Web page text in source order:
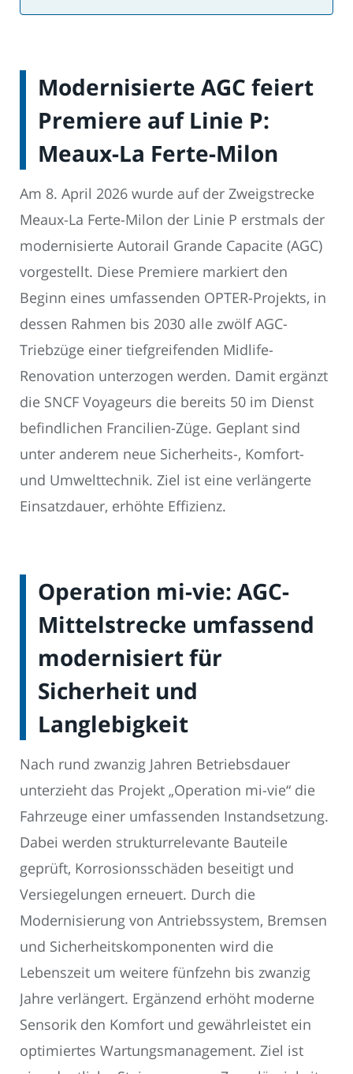
Modernisierte AGC feiert
Premiere auf Linie P:
Meaux-La Ferte-Milon
Am 8. April 2026 wurde auf der Zweigstrecke
Meaux-La Ferte-Milon der Linie P erstmals der
modernisierte Autorail Grande Capacite (AGC)
vorgestellt. Diese Premiere markiert den
Beginn eines umfassenden OPTER-Projekts, in
dessen Rahmen bis 2030 alle zwölf AGC-
Triebzüge einer tiefgreifenden Midlife-
Renovation unterzogen werden. Damit ergänzt
die SNCF Voyageurs die bereits 50 im Dienst
befindlichen Francilien-Züge. Geplant sind
unter anderem neue Sicherheits-, Komfort-
und Umwelttechnik. Ziel ist eine verlängerte
Einsatzdauer, erhöhte Effizienz.
Operation mi-vie: AGC-
Mittelstrecke umfassend
modernisiert für
Sicherheit und
Langlebigkeit
Nach rund zwanzig Jahren Betriebsdauer
unterzieht das Projekt „Operation mi-vie“ die
Fahrzeuge einer umfassenden Instandsetzung.
Dabei werden strukturrelevante Bauteile
geprüft, Korrosionsschäden beseitigt und
Versiegelungen erneuert. Durch die
Modernisierung von Antriebssystem, Bremsen
und Sicherheitskomponenten wird die
Lebenszeit um weitere fünfzehn bis zwanzig
Jahre verlängert. Ergänzend erhöht moderne
Sensorik den Komfort und gewährleistet ein
optimiertes Wartungsmanagement. Ziel ist